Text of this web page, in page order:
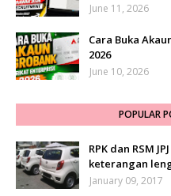
June 11, 2026
Cara Buka
2026
June 10, 2026
POPULAR
RPK dan RSM
keterangan
January 09, 2017